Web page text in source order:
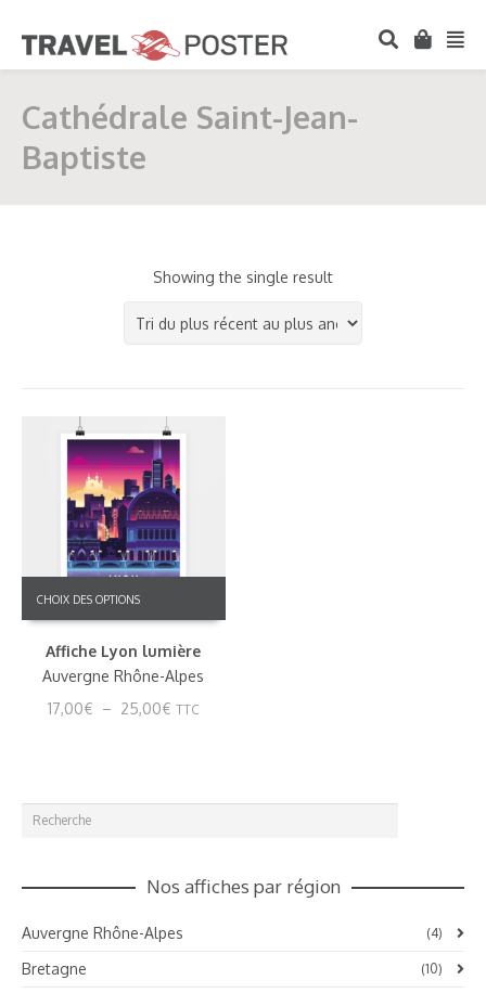
Cathédrale Saint-Jean-
Baptiste
Showing the single result
CHOIX DES OPTIONS
produit
plusieurs
variations.
options
sur
produit
Affiche Lyon lumière
Auvergne Rhône-Alpes
17,00€ – 25,00€Plage
TTC
Nos affiches par région
Auvergne Rhône-Alpes (4)
Bretagne (10)